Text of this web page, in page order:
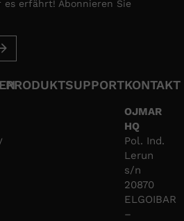
es erfährt! Abonnieren Sie
PRODUKTSUPPORTKONTAKT
OJMAR
HQ
Pol. Ind.
Lerun
s/n
20870
ELGOIBAR
–